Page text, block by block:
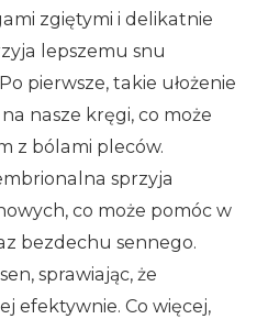
zgiętymi i delikatnie
lepszemu snu
pierwsze, takie ułożenie
nasze kręgi, co może
z bólami pleców.
sprzyja
co może pomóc w
bezdechu sennego.
sprawiając, że
efektywnie. Co więcej,